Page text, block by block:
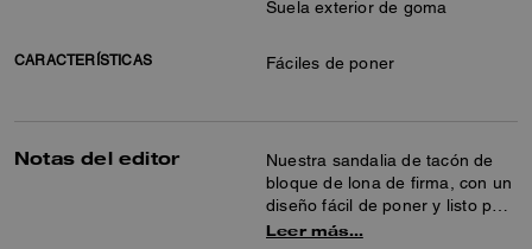
Suela exterior de goma
CARACTERÍSTICAS Fáciles de poner
Notas del editor
Nuestra sandalia de tacón de
bloque de lona de firma, con un
diseño fácil de poner y listo para
llevar, es un estilo sofisticado
Leer más…